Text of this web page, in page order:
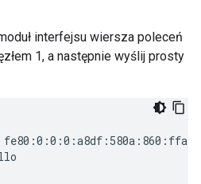
interfejsu wiersza poleceń
1, a następnie wyślij prosty
fe80:0:0:0:a8df:580a:860:ffa4